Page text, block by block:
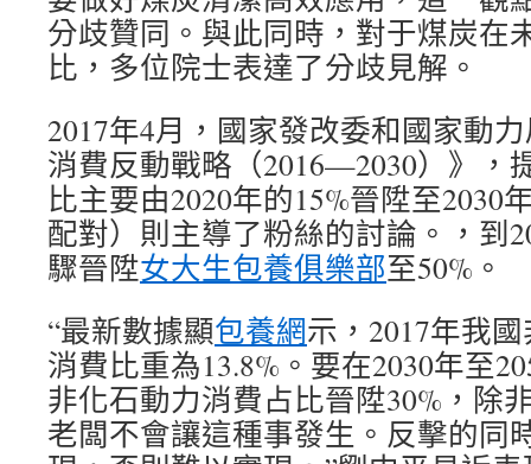
分歧贊同。與此同時，對于煤炭在
比，多位院士表達了分歧見解。
2017年4月，國家發改委和國家動
消費反動戰略（2016—2030）》，
比主要由2020年的15%晉陞至2030
配對）則主導了粉絲的討論。，到
驟晉陞女大生包養俱樂部至50%。
“最新數據顯包養網示，2017年我
消費比重為13.8%。要在2030年至
非化石動力消費占比晉陞30%，除
老闆不會讓這種事發生。反擊的同